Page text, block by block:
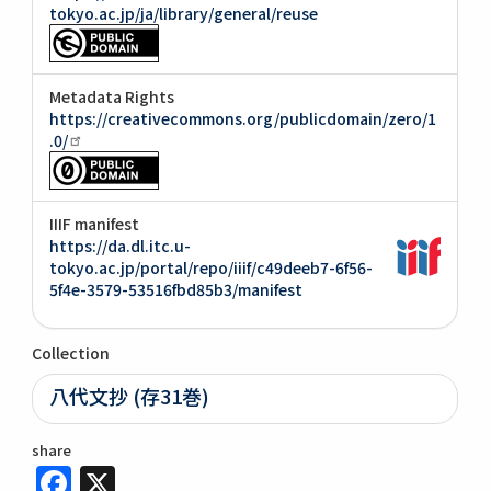
tokyo.ac.jp/ja/library/general/reuse
Metadata Rights
https://creativecommons.org/publicdomain/zero/1
.0/
IIIF manifest
https://da.dl.itc.u-
tokyo.ac.jp/portal/repo/iiif/c49deeb7-6f56-
5f4e-3579-53516fbd85b3/manifest
Collection
八代文抄 (存31巻)
share
Facebook